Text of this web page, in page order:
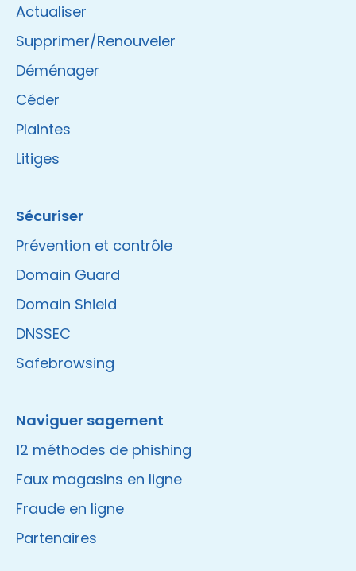
Actualiser
Supprimer/Renouveler
Déménager
Céder
Plaintes
Litiges
Sécuriser
Prévention et contrôle
Domain Guard
Domain Shield
DNSSEC
Safebrowsing
Naviguer sagement
12 méthodes de phishing
Faux magasins en ligne
Fraude en ligne
Partenaires